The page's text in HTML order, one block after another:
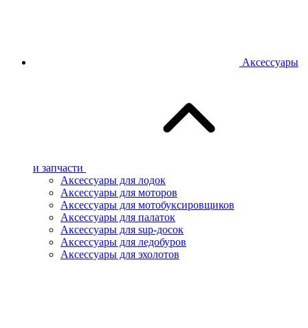
Аксессуары
и запчасти
Аксессуары для лодок
Аксессуары для моторов
Аксессуары для мотобуксировщиков
Аксессуары для палаток
Аксессуары для sup-досок
Аксессуары для ледобуров
Аксессуары для эхолотов